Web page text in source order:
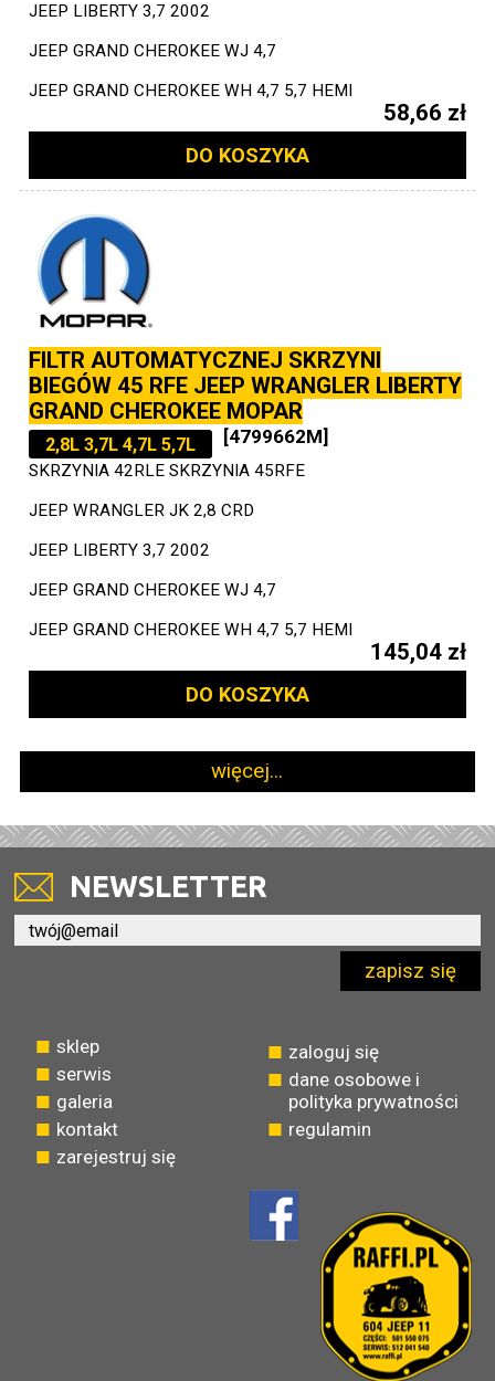
JEEP LIBERTY 3,7 2002
JEEP GRAND CHEROKEE WJ 4,7
JEEP GRAND CHEROKEE WH 4,7 5,7 HEMI
58,66 zł
DO KOSZYKA
FILTR AUTOMATYCZNEJ SKRZYNI
BIEGÓW 45 RFE JEEP WRANGLER LIBERTY
GRAND CHEROKEE MOPAR
2,8L 3,7L 4,7L 5,7L [4799662M]
SKRZYNIA 42RLE SKRZYNIA 45RFE
JEEP WRANGLER JK 2,8 CRD
JEEP LIBERTY 3,7 2002
JEEP GRAND CHEROKEE WJ 4,7
JEEP GRAND CHEROKEE WH 4,7 5,7 HEMI
145,04 zł
DO KOSZYKA
więcej...
NEWSLETTER
zapisz się
sklep
serwis
galeria
kontakt
zarejestruj się
zaloguj się
dane osobowe i
polityka prywatności
regulamin